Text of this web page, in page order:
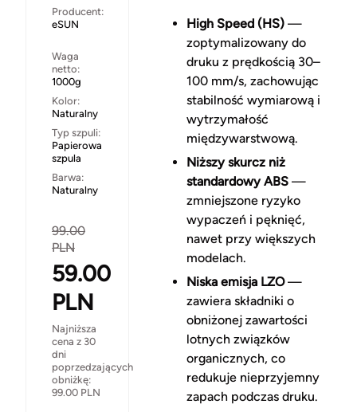
Producent:
eSUN
Waga
netto:
1000g
Kolor:
Naturalny
Typ szpuli:
Papierowa
szpula
Barwa:
Naturalny
99.00
PLN
59.00
PLN
Najniższa
cena z 30
dni
poprzedzających
obniżkę:
99.00 PLN
High Speed (HS)—
zoptymalizowany do
druku z prędkością 30–
100 mm/s, zachowując
stabilność wymiarową i
wytrzymałość
międzywarstwową.
Niższy skurcz niż
standardowy ABS—
zmniejszone ryzyko
wypaczeń i pęknięć,
nawet przy większych
modelach.
Niska emisja LZO—
zawiera składniki o
obniżonej zawartości
lotnych związków
organicznych, co
redukuje nieprzyjemny
zapach podczas druku.